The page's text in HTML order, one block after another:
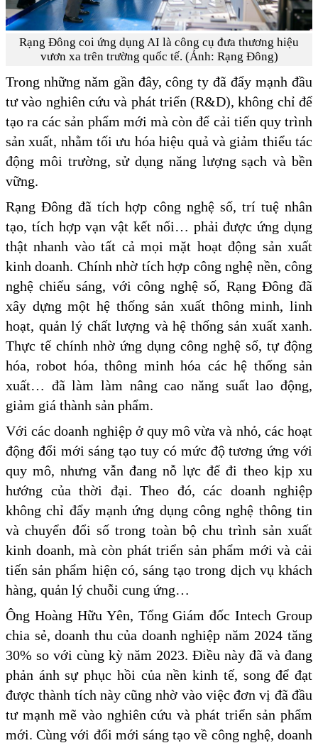
Rạng Đông coi ứng dụng AI là công cụ đưa thương hiệu
vươn xa trên trường quốc tế. (Ảnh: Rạng Đông)
Trong những năm gần đây, công ty đã đẩy mạnh đầu
tư vào nghiên cứu và phát triển (R&D), không chỉ để
tạo ra các sản phẩm mới mà còn để cải tiến quy trình
sản xuất, nhằm tối ưu hóa hiệu quả và giảm thiểu tác
động môi trường, sử dụng năng lượng sạch và bền
vững.
Rạng Đông đã tích hợp công nghệ số, trí tuệ nhân
tạo, tích hợp vạn vật kết nối… phải được ứng dụng
thật nhanh vào tất cả mọi mặt hoạt động sản xuất
kinh doanh. Chính nhờ tích hợp công nghệ nền, công
nghệ chiếu sáng, với công nghệ số, Rạng Đông đã
xây dựng một hệ thống sản xuất thông minh, linh
hoạt, quản lý chất lượng và hệ thống sản xuất xanh.
Thực tế chính nhờ ứng dụng công nghệ số, tự động
hóa, robot hóa, thông minh hóa các hệ thống sản
xuất… đã làm làm nâng cao năng suất lao động,
giảm giá thành sản phẩm.
Với các doanh nghiệp ở quy mô vừa và nhỏ, các hoạt
động đổi mới sáng tạo tuy có mức độ tương ứng với
quy mô, nhưng vẫn đang nỗ lực để đi theo kịp xu
hướng của thời đại. Theo đó, các doanh nghiệp
không chỉ đẩy mạnh ứng dụng công nghệ thông tin
và chuyển đổi số trong toàn bộ chu trình sản xuất
kinh doanh, mà còn phát triển sản phẩm mới và cải
tiến sản phẩm hiện có, sáng tạo trong dịch vụ khách
hàng, quản lý chuỗi cung ứng…
Ông Hoàng Hữu Yên, Tổng Giám đốc Intech Group
chia sẻ, doanh thu của doanh nghiệp năm 2024 tăng
30% so với cùng kỳ năm 2023. Điều này đã và đang
phản ánh sự phục hồi của nền kinh tế, song để đạt
được thành tích này cũng nhờ vào việc đơn vị đã đầu
tư mạnh mẽ vào nghiên cứu và phát triển sản phẩm
mới. Cùng với đổi mới sáng tạo về công nghệ, doanh